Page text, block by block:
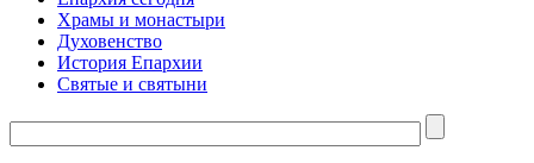
Храмы и монастыри
Духовенство
История Епархии
Святые и святыни